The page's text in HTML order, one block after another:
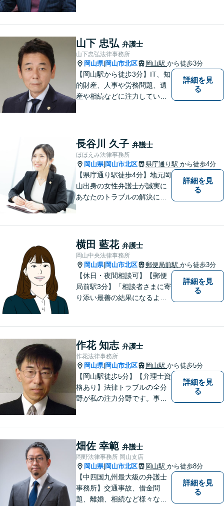
山下 忠弘 弁護士
山下忠弘法律事務所
岡山県| 岡山市北区 岡山駅 から徒歩3分
【岡山駅から徒歩3分】IT、知
的財産、人事や労務問題、遺
産や相続などに注力していま
相談ください。依頼者さまの
サポートができるよう努めて
まいります。
詳細を見
る
長谷川 久子 弁護士
ほほえみ法律事務所
岡山県| 岡山市北区 県庁通り駅 から徒歩4分
【県庁通り駅徒歩4分】地元岡
山出身の女性弁護士が誠実に
あなたのトラブルの解決に向
詳細を見
る
横田 藍花 弁護士
岡山中央法律事務所
岡山県| 岡山市北区 郵便局前駅 から徒歩3分
【休日・夜間相談可】【郵便
局前駅3分】「相談者さまに寄
り添い最善の結果になるよう
よる不当な取り調べや身体拘
束から、依頼者さまの利益を
守ります【完全個室相談】
詳細を見
る
作花 知志 弁護士
作花法律事務所
岡山県| 岡山市北区 岡山駅 から徒歩5分
【岡山駅徒歩5分】【弁理士資
格あり】法律トラブルの全分
野が私の注力分野です。事務
ラス対応】【後払い対応】
【日弁連国際人権問題委員会
所属】お困りの方は、お気軽
にご相談下さい。
詳細を見
る
畑佐 幸範 弁護士
岡野法律事務所 岡山支店
岡山県| 岡山市北区 岡山駅 から徒歩8分
【中四国九州最大級の弁護士
事務所】交通事故、借金問
題、離婚、相続など様々な問
詳細を見
る